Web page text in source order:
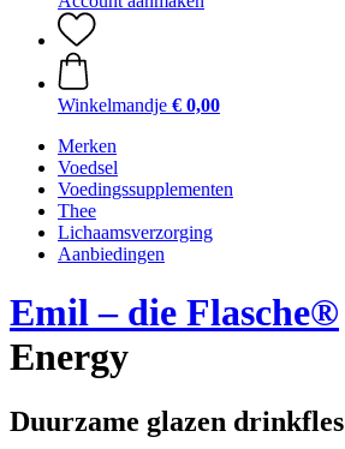
Winkelmandje € 0,00
Merken
Voedsel
Voedingssupplementen
Thee
Lichaamsverzorging
Aanbiedingen
Emil – die Flasche®
Energy
Duurzame glazen drinkfles